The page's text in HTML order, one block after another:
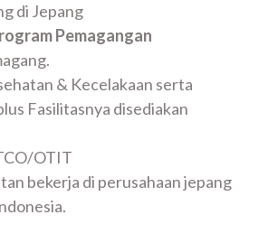
di Jepang
Pemagangan
& Kecelakaan serta
Fasilitasnya disediakan
OTIT
bekerja di perusahaan jepang